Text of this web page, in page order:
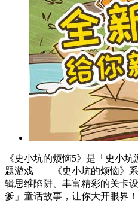
《史小坑的烦恼5》是「史小
题游戏——《史小坑的烦恼》
辑思维陷阱、丰富精彩的关卡
爹」童话故事，让你大开眼界！